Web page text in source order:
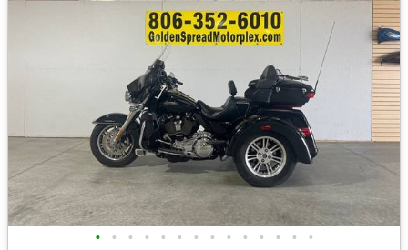
• • • • • • • • • • • • • •